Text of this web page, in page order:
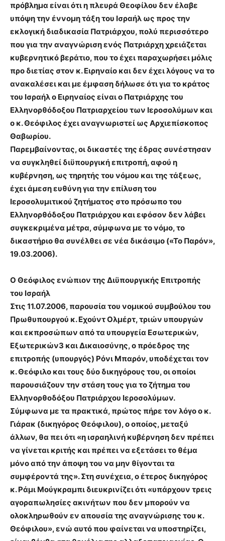
πρόβλημα είναι ότι η πλευρά Θεοφίλου δεν έλαβε
υπόψη την έννομη τάξη του Ισραήλ ως προς την
εκλογική διαδικασία Πατριάρχου, πολύ περισσότερο
που για την αναγνώριση ενός Πατριάρχη χρειάζεται
κυβερνητικό βεράτιο, που το έχει παραχωρήσει μόλις
προ διετίας στον κ. Ειρηναίο και δεν έχει λόγους να το
ανακαλέσει και με έμφαση δήλωσε ότι για το κράτος
του Ισραήλ ο Ειρηναίος είναι ο Πατριάρχης του
Ελληνορθόδοξου Πατριαρχείου των Ιεροσολύμων και
ο κ. Θεόφιλος έχει αναγνωριστεί ως Αρχιεπίσκοπος
Θαβωρίου.
Παρεμβαίνοντας, οι δικαστές της έδρας συνέστησαν
να συγκληθεί διϋπουργική επιτροπή, αφού η
κυβέρνηση, ως τηρητής του νόμου και της τάξεως,
έχει άμεση ευθύνη για την επίλυση του
Ιεροσολυμιτικού ζητήματος στο πρόσωπο του
Ελληνορθόδοξου Πατριάρχου και εφόσον δεν λάβει
συγκεκριμένα μέτρα, σύμφωνα με το νόμο, το
δικαστήριο θα συνέλθει σε νέα δικάσιμο («Το Παρόν»,
19.03.2006).
Ο Θεόφιλος ενώπιον της Διϋπουργικής Επιτροπής
του Ισραήλ
Στις 11.07.2006, παρουσία του νομικού συμβούλου του
Πρωθυπουργού κ. Εχούντ Ολμέρτ, τριών υπουργών
και εκπροσώπων από τα υπουργεία Εσωτερικών,
Εξωτερικών3 και Δικαιοσύνης, ο πρόεδρος της
επιτροπής (υπουργός) Ρόνι Μπαρόν, υποδέχεται τον
κ. Θεόφιλο και τους δύο δικηγόρους του, οι οποίοι
παρουσιάζουν την στάση τους για το ζήτημα του
Ελληνορθοδόξου Πατριάρχου Ιεροσολύμων.
Σύμφωνα με τα πρακτικά, πρώτος πήρε τον λόγο ο κ.
Γιάρακ (δικηγόρος Θεόφιλου), ο οποίος, μεταξύ
άλλων, θα πει ότι «η ισραηλινή κυβέρνηση δεν πρέπει
να γίνεται κριτής και πρέπει να εξετάσει το θέμα
μόνο από την άποψη του να μην θίγονται τα
συμφέροντά της». Στη συνέχεια, ο έτερος δικηγόρος
κ. Ράμι Μούγκραμπι διευκρινίζει ότι «υπάρχουν τρεις
αγοραπωλησίες ακινήτων που δεν μπορούν να
ολοκληρωθούν εν απουσία της αναγνώρισης του κ.
Θεόφιλου», ενώ αυτό που φαίνεται να υποστηρίζει,